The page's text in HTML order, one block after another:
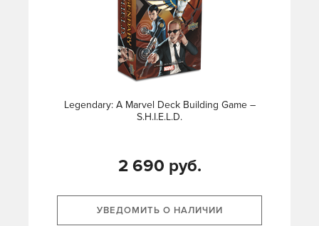
Legendary: A Marvel Deck Building Game –
S.H.I.E.L.D.
2 690 руб.
УВЕДОМИТЬ О НАЛИЧИИ